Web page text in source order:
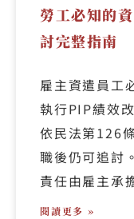
勞工必知的
討完整指南
雇主資遣員工
執行PIP績效
依民法第126
職後仍可追討
責任由雇主承
閱讀更多 »